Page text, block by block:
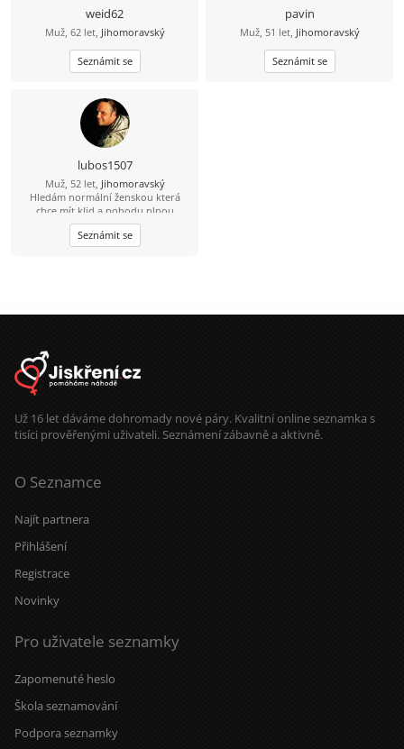
weid62
Muž, 62 let, Jihomoravský
Seznámit se
pavin
Muž, 51 let, Jihomoravský
Seznámit se
lubos1507
Muž, 52 let, Jihomoravský
Hledám normální ženskou která
chce mít klid a pohodu plnou
smíchu. Hlavně ať nelže .
Seznámit se
Už 16 let dáváme dohromady nové páry. Kvalitní online seznamka s
tisíci prověřenými uživateli. Seznámení zábavně a aktivně.
O Seznamce
Najít partnera
Přihlášení
Registrace
Novinky
Pro uživatele seznamky
Zapomenuté heslo
Škola seznamování
Podpora seznamky